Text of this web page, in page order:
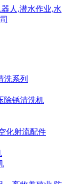
洗系列
除锈清洗机
化射流配件